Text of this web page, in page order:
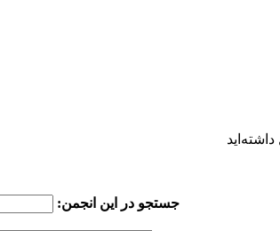
جستجو در این انجمن: